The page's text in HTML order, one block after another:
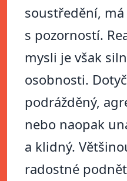
soustředění,
s pozorností.
mysli je však
osobnosti.
podrážděný,
nebo naopak
a klidný.
radostné